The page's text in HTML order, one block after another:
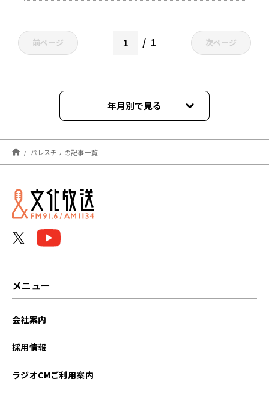
前ページ 1 次ページ
年月別で見る
2026年07月
2026年02月
2025年10月
パレスチナの記事一覧
メニュー
会社案内
採用情報
ラジオCMご利用案内